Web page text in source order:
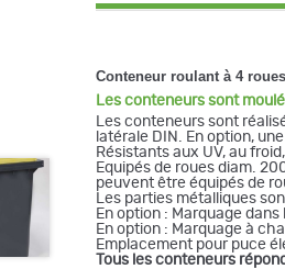
Conteneur roulant à 4
Les conteneurs sont
Les conteneurs sont
latérale DIN. En option,
Résistants aux UV, au
Equipés de roues diam.
peuvent être équipés de
Les parties métalliques
En option : Marquage
En option : Marquage à
Emplacement pour puce
Tous les conteneurs